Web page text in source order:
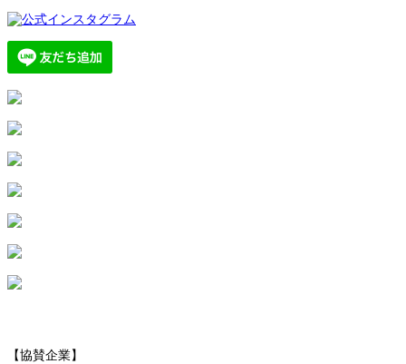
【協賛企業】